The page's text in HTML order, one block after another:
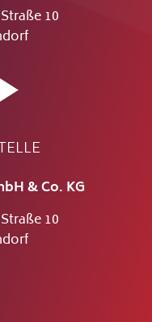
10
& Co. KG
10